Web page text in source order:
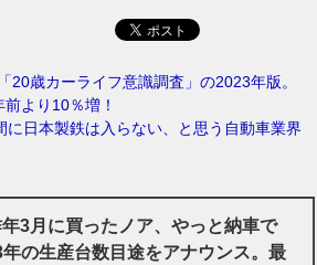
20歳カーライフ意識調査」の2023年版。
より10％増！
に日本製鉄は入らない、と思う自動車業界
3月に買ったノア、やっと納車で
の生産台数目途をアナウンス。最